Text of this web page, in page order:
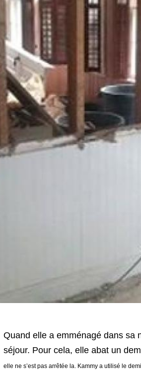
Quand elle a emménagé dans sa
séjour. Pour cela, elle abat un
elle ne s’est pas arrêtée la. Kammy a utilisé le